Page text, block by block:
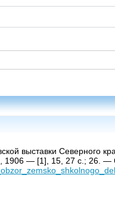
выставки Северного
— [1], 15, 27 с.; 26. —